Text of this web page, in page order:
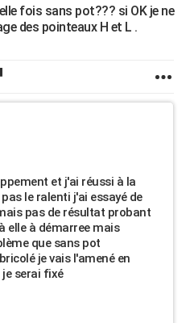
fois sans pot??? si OK je ne
des pointeaux H et L .
et j'ai réussi à la
le ralenti j'ai essayé de
pas de résultat probant
elle à démarree mais
que sans pot
je vais l'amené en
serai fixé